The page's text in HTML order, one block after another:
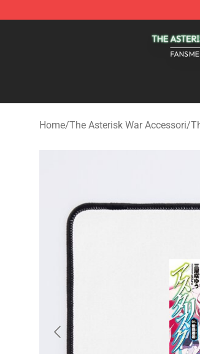
Home/The Asterisk War Accessori/